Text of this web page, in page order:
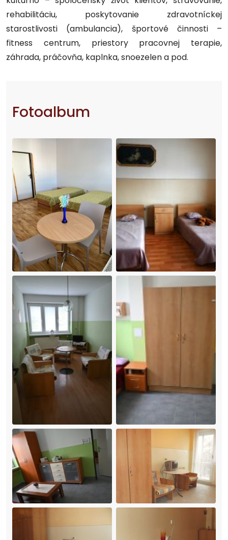
rehabilitáciu, poskytovanie zdravotníckej
starostlivosti (ambulancia), športové činnosti –
fitness centrum, priestory pracovnej terapie,
záhrada, práčovňa, kaplnka, snoezelen a pod.
Fotoalbum